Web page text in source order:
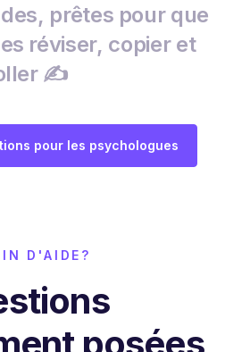
prêtes pour que
réviser, copier et
✍️
pour les psychologues
D'AIDE?